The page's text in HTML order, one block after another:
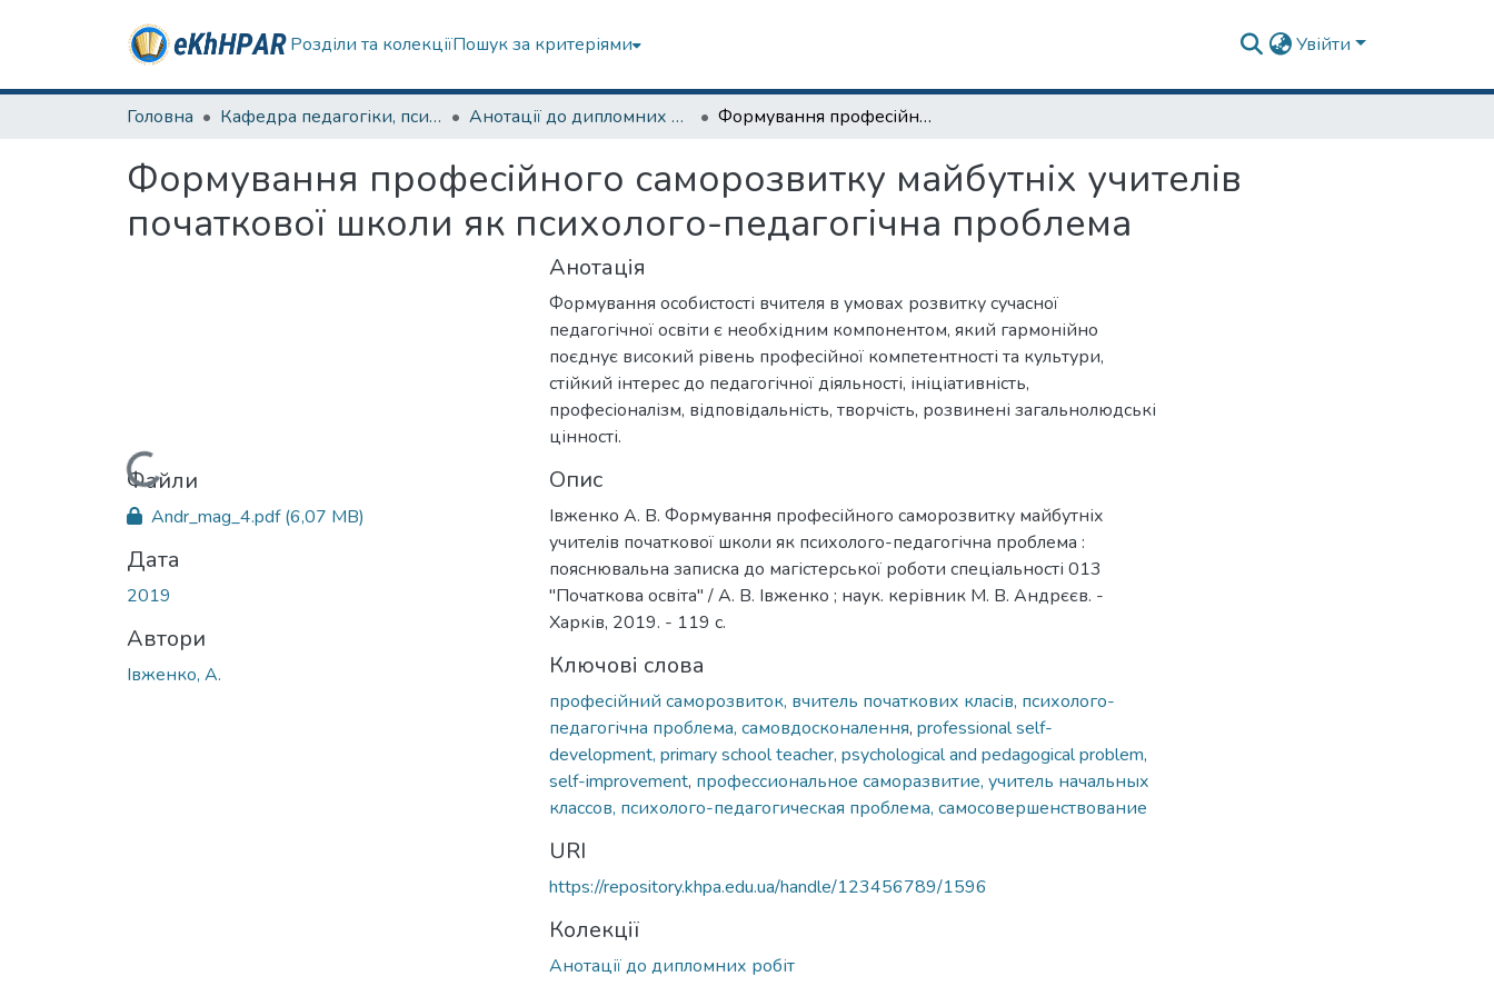
Розділи та колекціїПошук за критеріями Увійти
Головна Кафедра педагогіки, психології, початкової освіти та освітнього менеджменту Анотації до дипломних робіт Формування професійного саморозвитку майбутніх учителів початкової школи як психолого-педагогічна проблема
Формування професійного саморозвитку майбутніх учителів
початкової школи як психолого-педагогічна проблема
Вантажиться...
Файли
Andr_mag_4.pdf(6,07 MB)
Дата
2019
Автори
Івженко, А.
Анотація
Формування особистості вчителя в умовах розвитку сучасної
педагогічної освіти є необхідним компонентом, який гармонійно
поєднує високий рівень професійної компетентності та культури,
стійкий інтерес до педагогічної діяльності, ініціативність,
професіоналізм, відповідальність, творчість, розвинені загальнолюдські
цінності.
Опис
Івженко А. В. Формування професійного саморозвитку майбутніх
учителів початкової школи як психолого-педагогічна проблема :
пояснювальна записка до магістерської роботи спеціальності 013
"Початкова освіта" / А. В. Івженко ; наук. керівник М. В. Андрєєв. -
Харків, 2019. - 119 с.
Ключові слова
професійний саморозвиток, вчитель початкових класів, психолого-
педагогічна проблема, самовдосконалення, professional self-
development, primary school teacher, psychological and pedagogical problem,
self-improvement, профессиональное саморазвитие, учитель начальных
классов, психолого-педагогическая проблема, самосовершенствование
URI
https://repository.khpa.edu.ua/handle/123456789/1596
Колекції
Анотації до дипломних робіт